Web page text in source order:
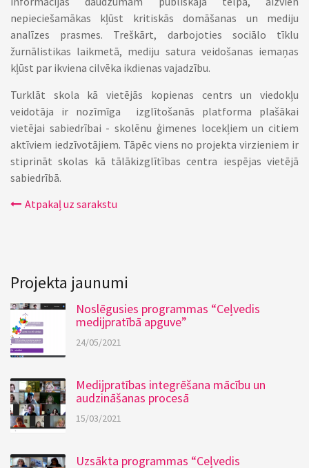
nepieciešamākas kļūst kritiskās domāšanas un mediju
analīzes prasmes. Treškārt, darbojoties sociālo tīklu
žurnālistikas laikmetā, mediju satura veidošanas iemaņas
kļūst par ikviena cilvēka ikdienas vajadzību.
Turklāt skola kā vietējās kopienas centrs un viedokļu
veidotāja ir nozīmīga izglītošanās platforma plašākai
vietējai sabiedrībai - skolēnu ģimenes locekļiem un citiem
aktīviem iedzīvotājiem. Tāpēc viens no projekta virzieniem ir
stiprināt skolas kā tālākizglītības centra iespējas vietējā
sabiedrībā.
Atpakaļ uz sarakstu
Projekta jaunumi
Noslēgusies programmas “Ceļvedis
medijpratībā apguve”
24/05/2021
Medijpratības integrēšana mācību un
audzināšanas procesā
15/03/2021
Uzsākta programmas “Ceļvedis